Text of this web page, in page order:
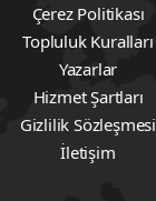
Çerez Politikası
Topluluk Kuralları
Yazarlar
Hizmet Şartları
Gizlilik Sözleşmesi
İletişim